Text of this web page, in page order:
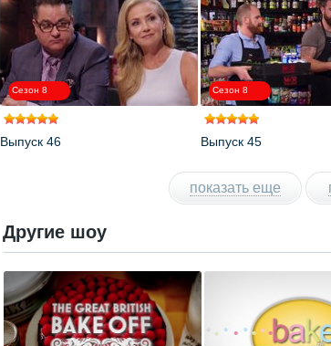
Сезон 8
Выпуск 46
Сезон 8
Выпуск 45
показать еще
Другие шоу